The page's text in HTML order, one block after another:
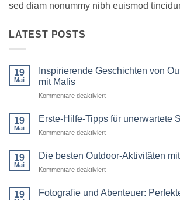
sed diam nonummy nibh euismod
LATEST POSTS
19
Mai
Inspirierende Geschichten von
mit Malis
Kommentare deaktiviertfür
Geschichten
Outdoor-
mit
19
Mai
Erste-Hilfe-Tipps für unerwartete
Kommentare deaktiviertfür
für
Situationen
19
Mai
Die besten Outdoor-Aktivitäten
Kommentare deaktiviertfür
besten
19
Fotografie und Abenteuer: